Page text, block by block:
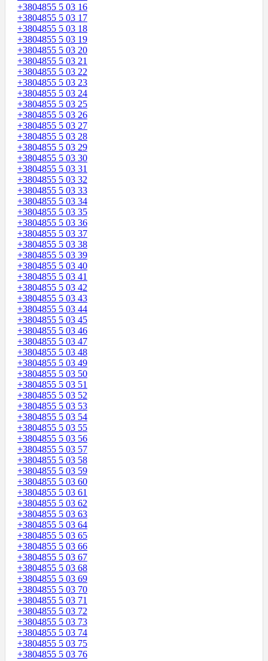
+3804855 5 03 16
+3804855 5 03 17
+3804855 5 03 18
+3804855 5 03 19
+3804855 5 03 20
+3804855 5 03 21
+3804855 5 03 22
+3804855 5 03 23
+3804855 5 03 24
+3804855 5 03 25
+3804855 5 03 26
+3804855 5 03 27
+3804855 5 03 28
+3804855 5 03 29
+3804855 5 03 30
+3804855 5 03 31
+3804855 5 03 32
+3804855 5 03 33
+3804855 5 03 34
+3804855 5 03 35
+3804855 5 03 36
+3804855 5 03 37
+3804855 5 03 38
+3804855 5 03 39
+3804855 5 03 40
+3804855 5 03 41
+3804855 5 03 42
+3804855 5 03 43
+3804855 5 03 44
+3804855 5 03 45
+3804855 5 03 46
+3804855 5 03 47
+3804855 5 03 48
+3804855 5 03 49
+3804855 5 03 50
+3804855 5 03 51
+3804855 5 03 52
+3804855 5 03 53
+3804855 5 03 54
+3804855 5 03 55
+3804855 5 03 56
+3804855 5 03 57
+3804855 5 03 58
+3804855 5 03 59
+3804855 5 03 60
+3804855 5 03 61
+3804855 5 03 62
+3804855 5 03 63
+3804855 5 03 64
+3804855 5 03 65
+3804855 5 03 66
+3804855 5 03 67
+3804855 5 03 68
+3804855 5 03 69
+3804855 5 03 70
+3804855 5 03 71
+3804855 5 03 72
+3804855 5 03 73
+3804855 5 03 74
+3804855 5 03 75
+3804855 5 03 76